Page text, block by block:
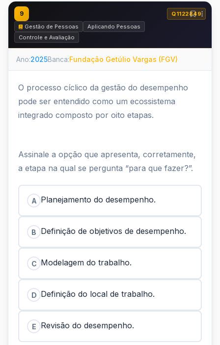
9
Q1122849
Gestão de Pessoas
Aplicando Pessoas
Controle e Avaliação
Ano:2025Banca:Fundação Getúlio Vargas (FGV)
O processo cíclico da gestão do desempenho
pode ser entendido como um ecossistema
integrado composto por oito etapas.
Assinale a opção que apresenta, corretamente,
a etapa na qual se pergunta “para que fazer?”.
A Planejamento do desempenho.
B Definição de objetivos de desempenho.
C Modelagem do trabalho.
D Definição do local de trabalho.
E Revisão do desempenho.